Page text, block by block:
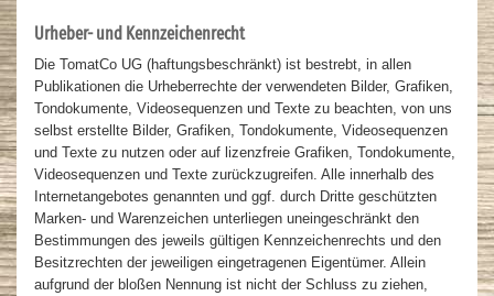
Urheber- und Kennzeichenrecht
Die TomatCo UG (haftungsbeschränkt) ist bestrebt, in allen
Publikationen die Urheberrechte der verwendeten Bilder, Grafiken,
Tondokumente, Videosequenzen und Texte zu beachten, von uns
selbst erstellte Bilder, Grafiken, Tondokumente, Videosequenzen
und Texte zu nutzen oder auf lizenzfreie Grafiken, Tondokumente,
Videosequenzen und Texte zurückzugreifen. Alle innerhalb des
Internetangebotes genannten und ggf. durch Dritte geschützten
Marken- und Warenzeichen unterliegen uneingeschränkt den
Bestimmungen des jeweils gültigen Kennzeichenrechts und den
Besitzrechten der jeweiligen eingetragenen Eigentümer. Allein
aufgrund der bloßen Nennung ist nicht der Schluss zu ziehen,